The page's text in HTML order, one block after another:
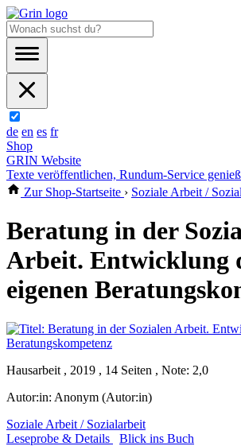
de en es fr
Shop
GRIN Website
Texte veröffentlichen, Rundum-Service
Zur Shop-Startseite › Soziale Arbeit /
Beratung in der
Arbeit. Entwicklung
eigenen
Hausarbeit , 2019 , 14 Seiten , Note: 2,0
Autor:in: Anonym (Autor:in)
Soziale Arbeit / Sozialarbeit
Leseprobe & Details
Blick ins Buch